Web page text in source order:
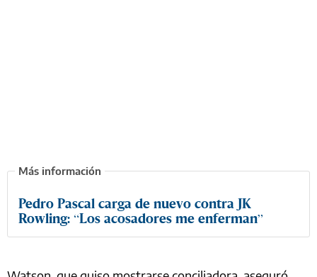
Pedro Pascal carga de nuevo contra JK
Rowling: “Los acosadores me enferman”